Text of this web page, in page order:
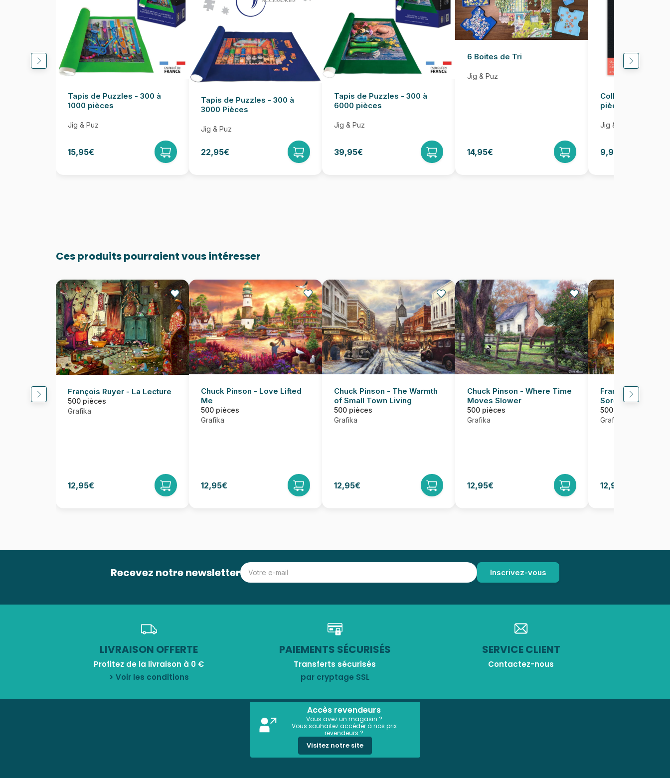
Tapis de Puzzles - 300 à
1000 pièces
Jig & Puz
15,95€
Tapis de Puzzles - 300 à
3000 Pièces
Jig & Puz
22,95€
Tapis de Puzzles - 300 à
6000 pièces
Jig & Puz
39,95€
6 Boites de Tri
Jig & Puz
14,95€
Colle pour Puzzle
pièces
Jig & Puz
9,95€
Ces produits pourraient vous intéresser
François Ruyer - La Lecture
500 pièces
Grafika
12,95€
Chuck Pinson - Love Lifted
Me
500 pièces
Grafika
12,95€
Chuck Pinson - The Warmth
of Small Town Living
500 pièces
Grafika
12,95€
Chuck Pinson - Where Time
Moves Slower
500 pièces
Grafika
12,95€
François Ruyer -
Sorcière
500 pièces
Grafika
12,95€
Recevez notre newsletter
LIVRAISON OFFERTE
Profitez de la livraison à 0 €
> Voir les conditions
PAIEMENTS SÉCURISÉS
Transferts sécurisés
par cryptage SSL
SERVICE CLIENT
Contactez-nous
Accès revendeurs
Vous avez un magasin ?
Vous souhaitez accéder à nos prix
revendeurs ?
Visitez notre site